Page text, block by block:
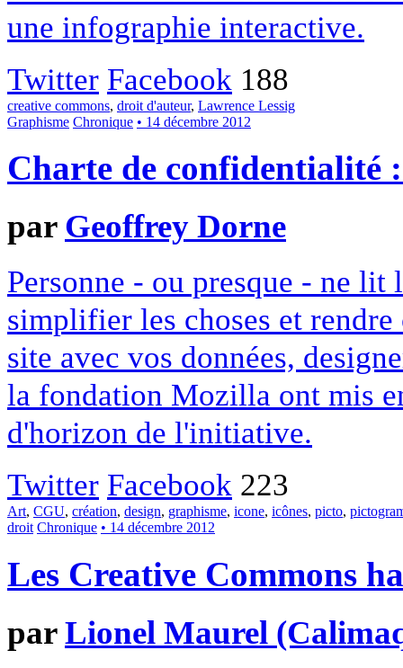
une infographie interactive.
Twitter Facebook 188
creative commons, droit d'auteur, Lawrence Lessig
Graphisme Chronique • 14 décembre 2012
Charte de confidentialité
par Geoffrey Dorne
Personne - ou presque - ne
simplifier les choses et
site avec vos données,
la fondation Mozilla ont mis
d'horizon de l'initiative.
Twitter Facebook 223
Art, CGU, création, design, graphisme, icone, icônes, picto,
droit Chronique • 14 décembre 2012
Les Creative Commons
parLionel Maurel